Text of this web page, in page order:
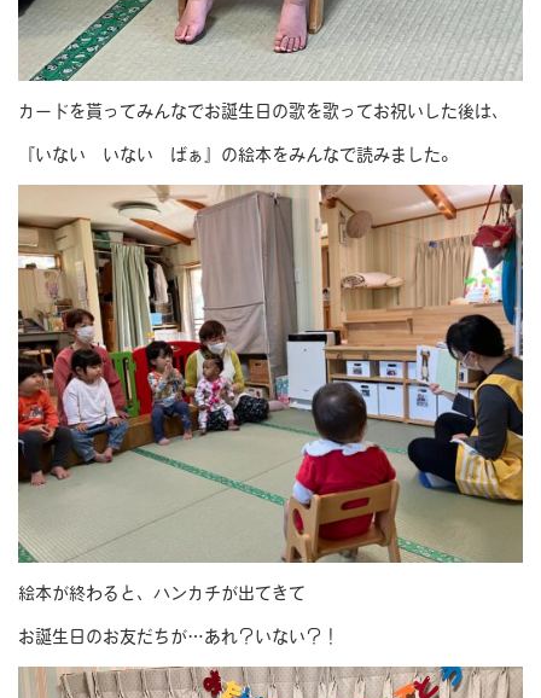
カードを貰ってみんなでお誕生日の歌を歌ってお祝いした後は、
『いない いない ばぁ』の絵本をみんなで読みました。
絵本が終わると、ハンカチが出てきて
お誕生日のお友だちが…あれ？いない？！